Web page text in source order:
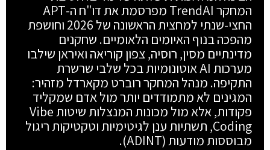
המחקר TrendAI מפרסמת את דו"ח ה-APT
החצי-שנתי למחצית הראשונה של 2026 וחושפת
מהפכה בנוף האיומים הלאומיים. שחקנים
מדינתיים מסין, רוסיה, צפון קוריאה ואיראן שילבו
מערכות AI אוטונומיות בכל שלבי שרשרת
התקיפה. מנהל המחקר רוברט מקארדל מזהיר:
המגינים לא מתמודדים יותר מול אדם שמקליד
פקודות, אלא מול מכונות המנצלות שיטות Vibe
Coding, תשתיות ענן לגיטימיות וטקטיקות ריגול
מבוססות מודעות (ADINT).